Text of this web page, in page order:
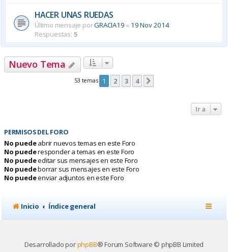
HACER UNAS RUEDAS
Último mensaje porGRACIA19 « 19 Nov 2014
Respuestas: 5
Nuevo Tema
53 temas 1 2 3 4
Ir a
PERMISOS DEL FORO
No puedeabrir nuevos temas en este Foro
No puederesponder a temas en este Foro
No puedeeditar sus mensajes en este Foro
No puedeborrar sus mensajes en este Foro
No puedeenviar adjuntos en este Foro
Inicio Índice general
Desarrollado porphpBB® Forum Software © phpBB Limited